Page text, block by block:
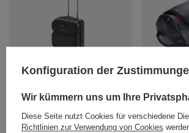
TROIKA kabinentrolley 36 stunden
182,41 € / stk.
+ Auf die vergleichsliste
TROIKA
22,34 € /
+ Auf die
Konfiguration der
Wir kümmern uns um Ihre
Diese Seite nutzt Cookies für verschiedene
Richtlinien zur Verwendung von Cookies